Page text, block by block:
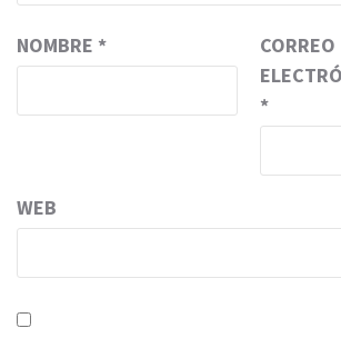
NOMBRE *
CORREO
*
WEB